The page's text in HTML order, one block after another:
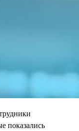
показались